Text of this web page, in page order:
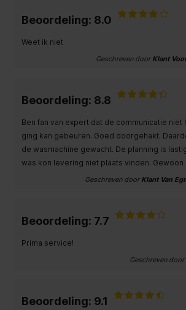
Beoordeling: 8.0
Weet ik niet
Geschreven door Klant
Beoordeling: 8.8
Ben fan van expert dat de communicatie niet
ging kan gebeuren. Goed doorgehakt.
de wasmachine gewacht. De planning is
was kon levering niet plaats vinden. Gewoon
Geschreven door Klant Van
Beoordeling: 7.7
Prima service!
Geschreven door
Beoordeling: 9.1